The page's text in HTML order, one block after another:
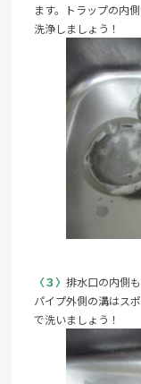
ます。トラップの内
洗浄しましょう！
〈３〉排水口の内側
パイプ外側の溝はス
で洗いましょう！